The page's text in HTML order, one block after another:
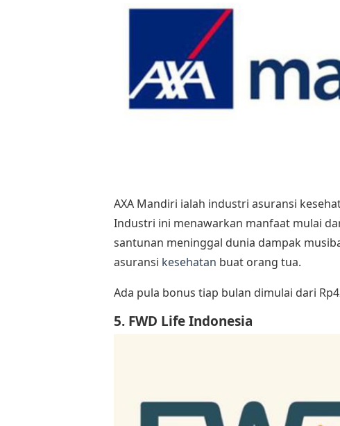
AXA Mandiri ialah industri asuransi
Industri ini menawarkan manfaat mulai
santunan meninggal dunia dampak
asuransi kesehatan buat orang tua.
Ada pula bonus tiap bulan dimulai dari
5. FWD Life Indonesia